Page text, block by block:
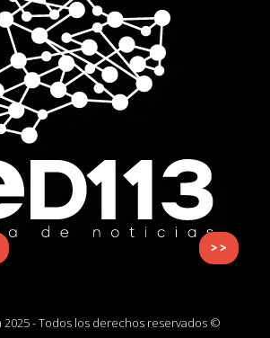
>>
2025 - Todos los derechos reservados ©